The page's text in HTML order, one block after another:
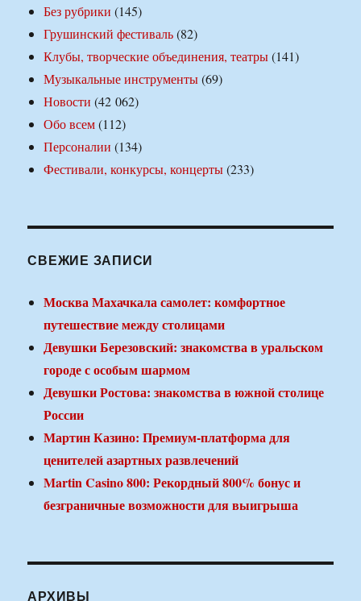
Без рубрики (145)
Грушинский фестиваль(82)
Клубы, творческие объединения, театры(141)
Музыкальные инструменты(69)
Новости (42 062)
Обо всем(112)
Персоналии (134)
Фестивали, конкурсы, концерты(233)
СВЕЖИЕ ЗАПИСИ
Москва Махачкала самолет: комфортное
путешествие между столицами
Девушки Березовский: знакомства в уральском
городе с особым шармом
Девушки Ростова: знакомства в южной столице
России
Мартин Казино: Премиум-платформа для
ценителей азартных развлечений
Martin Casino 800: Рекордный 800% бонус и
безграничные возможности для выигрыша
АРХИВЫ